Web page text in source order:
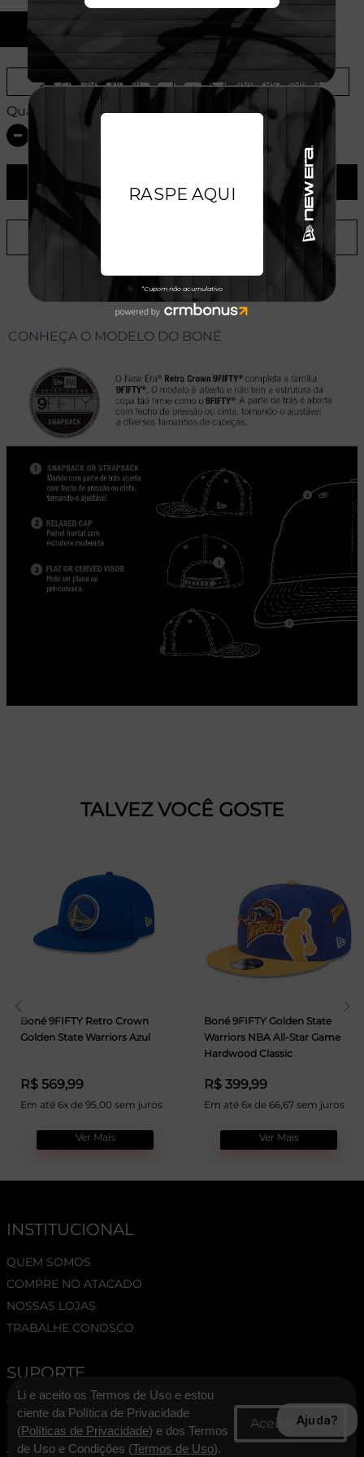
U
Provador Virtual Tabela de Medidas
Quantidade:
ADICIONAR A LISTA DE DESEJOS
CONHEÇA O MODELO DO BONÉ
TALVEZ VOCÊ GOSTE
Boné 9FIFTY Retro Crown
Golden State Warriors Azul
R$ 569,99
Em até 6x de 95,00 sem juros
Ver Mais
Boné 9FIFTY Golden State
Warriors NBA All-Star Game
Hardwood Classic
R$ 399,99
Em até 6x de 66,67 sem juros
Ver Mais
INSTITUCIONAL
QUEM SOMOS
COMPRE NO ATACADO
NOSSAS LOJAS
TRABALHE CONOSCO
SUPORTE
TERMOS E CONDIÇÕES
POLÍTICA DE PRIVACIDADE
ASSESSORIA DE IMPRENSA
Li e aceito os Termos de Uso e estou
ciente da Política de Privacidade
(Políticas de Privacidade) e dos Termos
de Uso e Condições (Termos de Uso).
Ajuda?